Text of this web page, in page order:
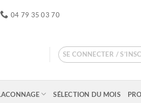
04 79 35 03 70
SE CONNECTER /
SÉLECTION DU MOIS